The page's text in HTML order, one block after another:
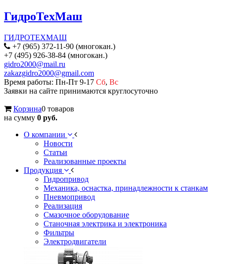
ГидроТехМаш
ГИДРОТЕХМАШ
+7 (965) 372-11-90 (многокан.)
+7 (495) 926-38-84 (многокан.)
gidro2000@mail.ru
zakazgidro2000@gmail.com
Время работы: Пн-Пт 9-17 Сб, Вс
Заявки на сайте принимаются круглосуточно
Корзина0 товаров
на сумму 0 руб.
О компании
Новости
Статьи
Реализованные проекты
Продукция
Гидропривод
Механика, оснастка, принадлежности к станкам
Пневмопривод
Реализация
Смазочное оборудование
Станочная электрика и электроника
Фильтры
Электродвигатели